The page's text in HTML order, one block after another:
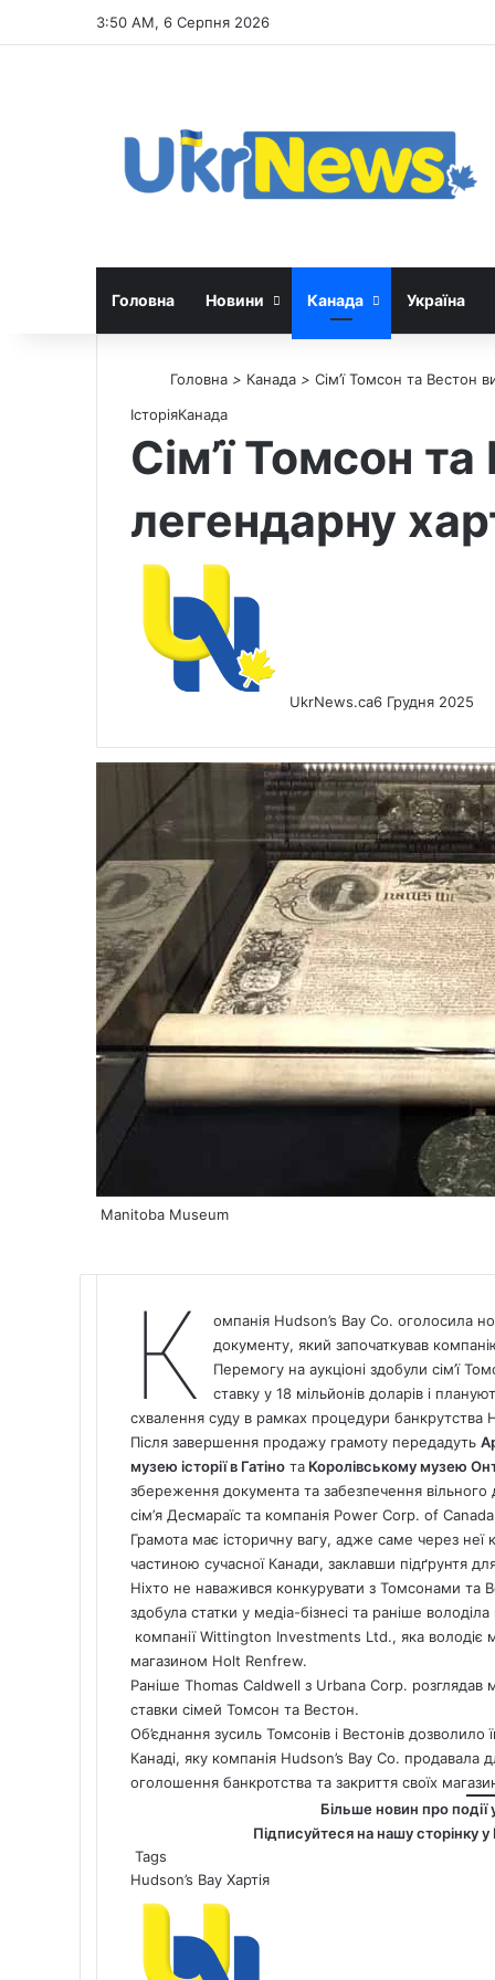
3:50 AM, 6 Серпня 2026
Головна Новини Канада Україна
Головна > Канада > Сім’ї Томсон та Вестон
ІсторіяКанада
Сім’ї Томсон
легендарну
UkrNews.ca6 Грудня 2025
Manitoba Museum
К омпанія Hudson’s Bay Co. оголосила
документу, який започаткував
Перемогу на аукціоні здобули сім’ї
ставку у 18 мільйонів доларів і
схвалення суду в рамках процедури банкрутства
Після завершення продажу грамоту передадуть
музею історії в Гатіно та Королівському музею
збереження документа та забезпечення
сім’я Десмараїс та компанія Power Corp. of Canada
Грамота має історичну вагу, адже саме через
частиною сучасної Канади, заклавши підґрунтя
Ніхто не наважився конкурувати з Томсонами та
здобула статки у медіа-бізнесі та раніше
компанії Wittington Investments Ltd., яка
магазином Holt Renfrew.
Раніше Thomas Caldwell з Urbana Corp. розглядав
ставки сімей Томсон та Вестон.
Об’єднання зусиль Томсонів і Вестонів
Канаді, яку компанія Hudson’s Bay Co. продавала
оголошення банкротства та закриття своїх
Більше новин про події
Підписуйтеся на нашу сторінку у
Tags
Hudson’s Bay Хартія